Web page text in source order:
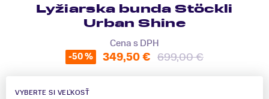
Lyžiarska bunda Stöckli
Urban Shine
Cena s DPH
-50 % 349,50 € 699,00 €
VYBERTE SI VEĽKOSŤ